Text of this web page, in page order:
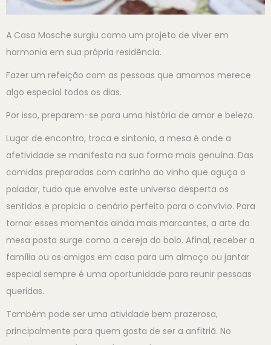
A Casa Mosche surgiu como um projeto de viver em
harmonia em sua própria residência.
Fazer um refeição com as pessoas que amamos merece
algo especial todos os dias.
Por isso, preparem-se para uma história de amor e beleza.
Lugar de encontro, troca e sintonia, a mesa é onde a
afetividade se manifesta na sua forma mais genuína. Das
comidas preparadas com carinho ao vinho que aguça o
paladar, tudo que envolve este universo desperta os
sentidos e propicia o cenário perfeito para o convívio. Para
tornar esses momentos ainda mais marcantes, a arte da
mesa posta surge como a cereja do bolo. Afinal, receber a
família ou os amigos em casa para um almoço ou jantar
especial sempre é uma oportunidade para reunir pessoas
queridas.
Também pode ser uma atividade bem prazerosa,
principalmente para quem gosta de ser a anfitriã. No